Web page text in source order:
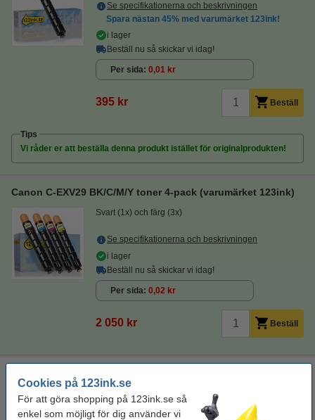
Cookies på 123ink.se
För att göra shopping på 123ink.se så
enkel som möjligt för dig använder vi
Se specifikationerna och beskrivningen
Spara nästan 45% med varumärket 123ink!
i lager
Beställ nu så skickar vi idag!
Per sida 0,01 kr
395 kr Beställ
Tips
Vi råder er att beställa denna produkt istället för originalprodukten!
Canon C-EXV29 BK/C/M/Y toner 4-pack (varumärket 123ink)
Svart (1x) och färg (3x)
Se specifikationerna och beskrivningen
i lager
Beställ nu så skickar vi idag!
Per sida 0,02 kr
2 050 kr Beställ
rengöringsduk för toner 43 x 32 cm (LxB)
999099